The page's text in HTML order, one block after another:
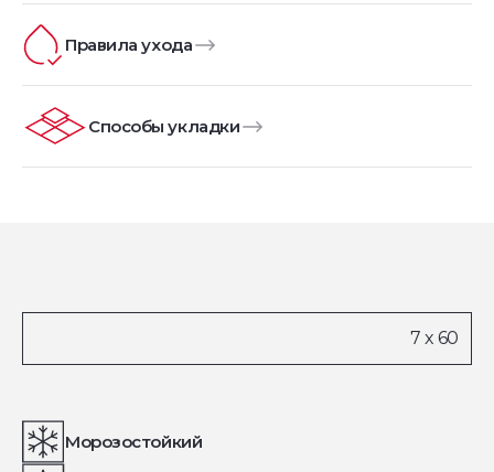
Правила ухода
Способы укладки
Морозостойкий